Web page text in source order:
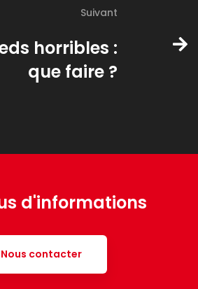
Suivant
horribles :
que faire ?
d'informations
Nous contacter